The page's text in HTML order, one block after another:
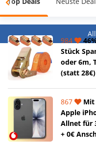
984
Stück
oder 6m,
(statt 28€)
867
Mit
Apple
Allnet für
+ 0€